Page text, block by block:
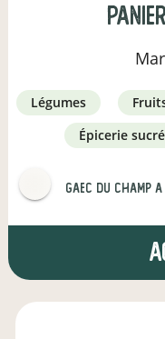
légumes
épicerie
gaec du champ